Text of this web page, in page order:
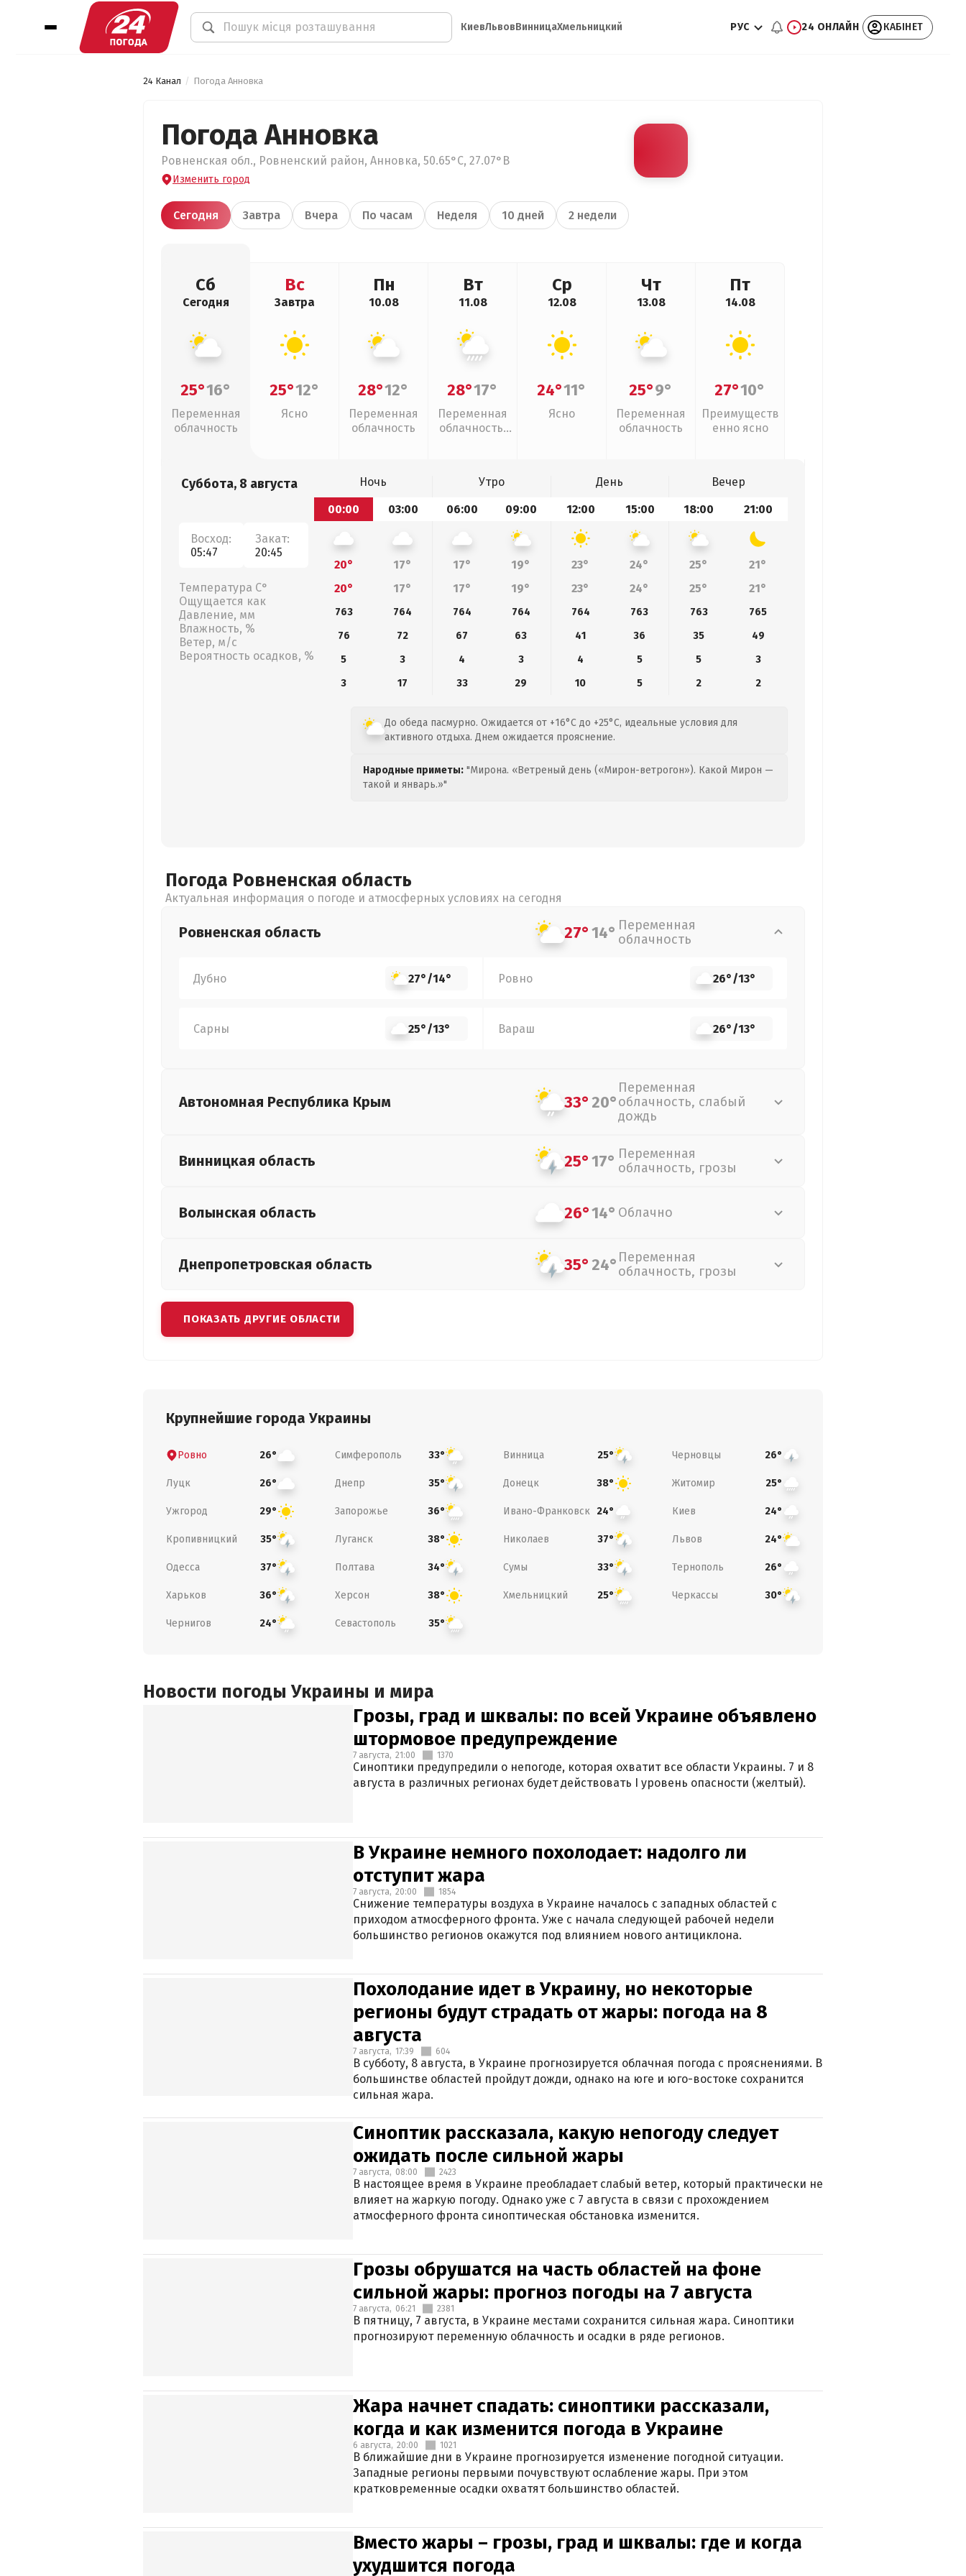
КиевЛьвовВинницаХмельницкий РУС 24 ОНЛАЙН КАБІНЕТ
24 Канал Погода Анновка
Погода Анновка
Ровненская обл., Ровненский район, Анновка, 50.65°С, 27.07°В
Изменить город
Сегодня Завтра Вчера По часам Неделя 10 дней 2 недели
Сб
Сегодня
25°16°
Переменная
облачность
Вс
Завтра
25°12°
Ясно
Пн
10.08
28°12°
Переменная
облачность
Вт
11.08
28°17°
Переменная
облачность,
Ср
12.08
24°11°
Ясно
Чт
13.08
25°9°
Переменная
облачность
Пт
14.08
27°10°
Преимуществ
енно ясно
Суббота, 8 августа
Восход:
05:47
Закат:
20:45
Температура С°
Ощущается как
Давление, мм
Влажность, %
Ветер, м/с
Вероятность осадков, %
Ночь Утро День
Вечер
00:00
03:00 06:00 09:00 12:00 15:00 18:00 21:00
20° 17° 17° 19° 23° 24° 25°
21°
20°
17° 17° 19° 23° 24° 25° 21°
763 764 764 764 764 763 763
765
76
72 67 63 41 36 35
49
5
3 4 3 4 5 5
3
3
17 33 29 10 5 2 2
До обеда пасмурно. Ожидается от +16°C до +25°C, идеальные условия для
активного отдыха. Днем ожидается прояснение.
Народные приметы: "Мирона. «Ветреный день («Мирон-ветрогон»). Какой Мирон —
такой и январь.»"
Погода Ровненская область
Актуальная информация о погоде и атмосферных условиях на сегодня
Ровненская область 27°14° Переменная
облачность
Дубно 27°/14° Ровно 26°/13°
Сарны 25°/13° Вараш 26°/13°
Автономная Республика Крым 33°20°
Переменная
облачность, слабый
дождь
Винницкая область 25°17° Переменная
облачность, грозы
Волынская область 26°14° Облачно
Днепропетровская область 35°24° Переменная
облачность, грозы
ПОКАЗАТЬ ДРУГИЕ ОБЛАСТИ
Крупнейшие города Украины
Ровно 26° Симферополь 33° Винница 25° Черновцы 26°
Луцк 26° Днепр 35° Донецк 38° Житомир 25°
Ужгород 29° Запорожье 36° Ивано-Франковск 24° Киев 24°
Кропивницкий 35° Луганск 38° Николаев 37° Львов 24°
Одесса 37° Полтава 34° Сумы 33° Тернополь 26°
Харьков 36° Херсон 38° Хмельницкий 25° Черкассы 30°
Чернигов 24° Севастополь 35°
Новости погоды Украины и мира
Грозы, град и шквалы: по всей Украине объявлено
штормовое предупреждение
7 августа, 21:00 1370
Синоптики предупредили о непогоде, которая охватит все области Украины. 7 и 8
августа в различных регионах будет действовать I уровень опасности (желтый).
В Украине немного похолодает: надолго ли
отступит жара
7 августа, 20:00 1854
Снижение температуры воздуха в Украине началось с западных областей с
приходом атмосферного фронта. Уже с начала следующей рабочей недели
большинство регионов окажутся под влиянием нового антициклона.
Похолодание идет в Украину, но некоторые
регионы будут страдать от жары: погода на 8
августа
7 августа, 17:39 604
В субботу, 8 августа, в Украине прогнозируется облачная погода с прояснениями. В
большинстве областей пройдут дожди, однако на юге и юго-востоке сохранится
сильная жара.
Синоптик рассказала, какую непогоду следует
ожидать после сильной жары
7 августа, 08:00 2423
В настоящее время в Украине преобладает слабый ветер, который практически не
влияет на жаркую погоду. Однако уже с 7 августа в связи с прохождением
атмосферного фронта синоптическая обстановка изменится.
Грозы обрушатся на часть областей на фоне
сильной жары: прогноз погоды на 7 августа
7 августа, 06:21 2381
В пятницу, 7 августа, в Украине местами сохранится сильная жара. Синоптики
прогнозируют переменную облачность и осадки в ряде регионов.
Жара начнет спадать: синоптики рассказали,
когда и как изменится погода в Украине
6 августа, 20:00 1021
В ближайшие дни в Украине прогнозируется изменение погодной ситуации.
Западные регионы первыми почувствуют ослабление жары. При этом
кратковременные осадки охватят большинство областей.
Вместо жары – грозы, град и шквалы: где и когда
ухудшится погода